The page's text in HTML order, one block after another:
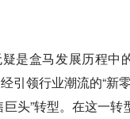
是盒马发展历程中
引领行业潮流的“新
巨头”转型。在这一